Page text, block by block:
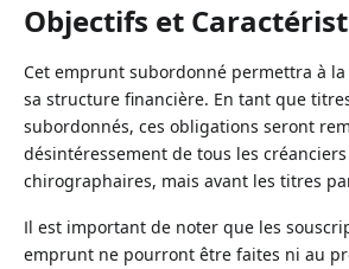
Objectifs et
Cet emprunt subordonné permettra à la
sa structure financière. En tant que
subordonnés, ces obligations seront
désintéressement de tous les
chirographaires, mais avant les titres
Il est important de noter que les
emprunt ne pourront être faites ni au